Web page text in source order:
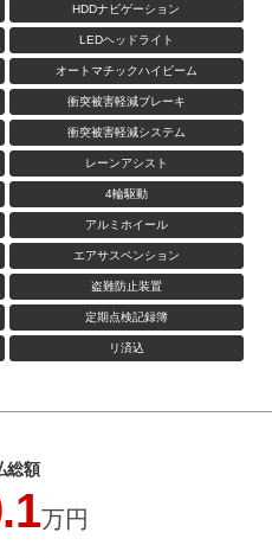
HDDナビゲーション
LEDヘッドライト
オートマチックハイビーム
衝突被害軽減ブレーキ
衝突被害軽減システム
レーンアシスト
4輪駆動
アルミホイール
エアサスペンション
盗難防止装置
定期点検記録簿
リ済込
総額
万円